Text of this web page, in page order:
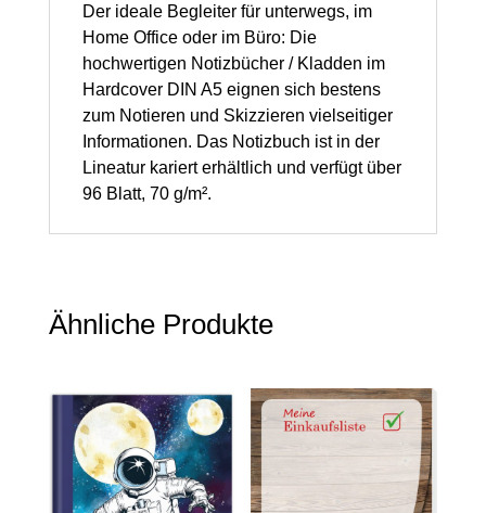
Der ideale Begleiter für unterwegs, im
Home Office oder im Büro: Die
hochwertigen Notizbücher / Kladden im
Hardcover DIN A5 eignen sich bestens
zum Notieren und Skizzieren vielseitiger
Informationen. Das Notizbuch ist in der
Lineatur kariert erhältlich und verfügt über
96 Blatt, 70 g/m².
Ähnliche Produkte